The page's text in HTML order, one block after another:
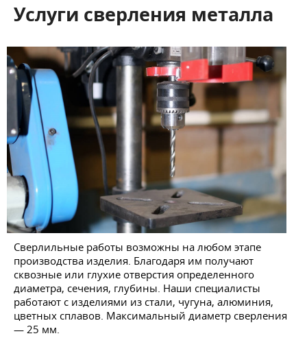
Услуги сверления металла
Сверлильные работы возможны на любом этапе
производства изделия. Благодаря им получают
сквозные или глухие отверстия определенного
диаметра, сечения, глубины. Наши специалисты
работают с изделиями из стали, чугуна, алюминия,
цветных сплавов. Максимальный диаметр сверления
— 25 мм.